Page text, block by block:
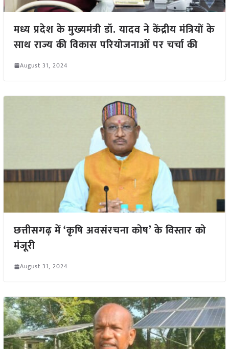
मध्य प्रदेश के मुख्यमंत्री डॉ. यादव ने केंद्रीय मंत्रियों के
साथ राज्य की विकास परियोजनाओं पर चर्चा की
August 31, 2024
छत्तीसगढ़ में ‘कृषि अवसंरचना कोष’ के विस्तार को
मंजूरी
August 31, 2024